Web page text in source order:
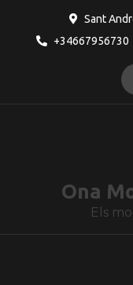
Sant
+34667956730
Ona
Els